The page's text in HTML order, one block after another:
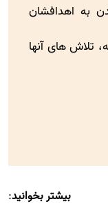
به اهدافشان
تلاش های آنها
بیشتر بخوانید: